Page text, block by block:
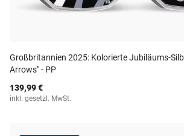
Großbritannien 2025: Kolorierte Jubiläums-
Arrows" - PP
139,99 €
inkl. gesetzl. MwSt.